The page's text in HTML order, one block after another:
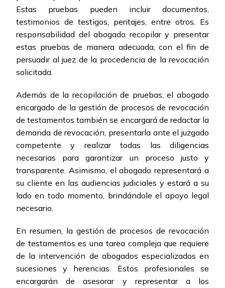
Estas pruebas pueden incluir documentos,
testimonios de testigos, peritajes, entre otros. Es
responsabilidad del abogado recopilar y presentar
estas pruebas de manera adecuada, con el fin de
persuadir al juez de la procedencia de la revocación
solicitada.
Además de la recopilación de pruebas, el abogado
encargado de la gestión de procesos de revocación
de testamentos también se encargará de redactar la
demanda de revocación, presentarla ante el juzgado
competente y realizar todas las diligencias
necesarias para garantizar un proceso justo y
transparente. Asimismo, el abogado representará a
su cliente en las audiencias judiciales y estará a su
lado en todo momento, brindándole el apoyo legal
necesario.
En resumen, la gestión de procesos de revocación
de testamentos es una tarea compleja que requiere
de la intervención de abogados especializados en
sucesiones y herencias. Estos profesionales se
encargarán de asesorar y representar a los